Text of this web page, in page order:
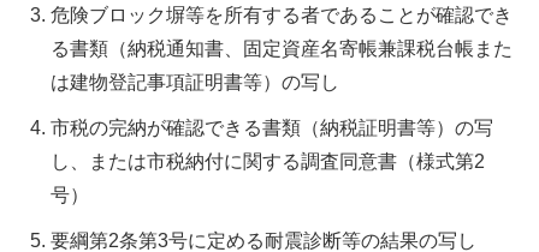
危険ブロック塀等を所有する者であることが確認でき
る書類（納税通知書、固定資産名寄帳兼課税台帳また
は建物登記事項証明書等）の写し
市税の完納が確認できる書類（納税証明書等）の写
し、または市税納付に関する調査同意書（様式第2
号）
要綱第2条第3号に定める耐震診断等の結果の写し